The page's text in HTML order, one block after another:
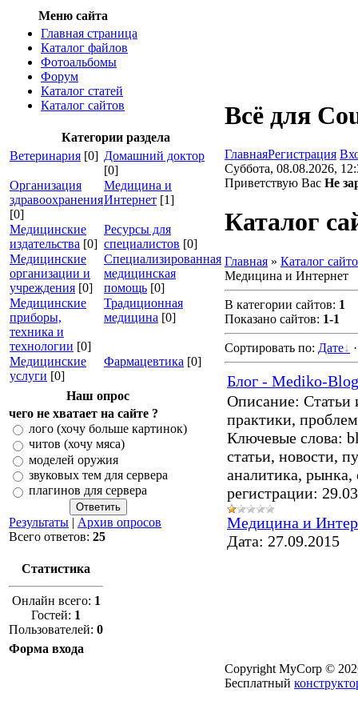
Меню сайта
Главная страница
Каталог файлов
Фотоальбомы
Форум
Каталог статей
Каталог сайтов
Категории раздела
Ветеринария [0] Домашний доктор
[0]
Организация
здравоохранения
[0]
Медицина и
Интернет [1]
Медицинские
издательства [0]
Ресурсы для
специалистов [0]
Медицинские
организации и
учреждения [0]
Специализированная
медицинская
помощь [0]
Медицинские
приборы,
техника и
технологии [0]
Традиционная
медицина [0]
Медицинские
услуги [0]
Фармацевтика [0]
Наш опрос
чего не хватает на сайте ?
лого (хочу больше картинок)
читов (хочу мяса)
моделей оружия
звуковых тем для сервера
плагинов для сервера
Результаты | Архив опросов
Всего ответов: 25
Статистика
Онлайн всего: 1
Гостей: 1
Пользователей: 0
Форма входа
Всё для
ГлавнаяРегистрация
Суббота, 08.08.2026,
Приветствую Вас Не
Каталог
Главная » Каталог
Медицина и Интернет
В категории сайтов: 1
Показано сайтов: 1-1
Сортировать по: Дате
Блог - Mediko-
Описание: Статьи
практики,
Ключевые слова:
статьи, новости,
аналитика, рынка,
регистрации:
Медицина и
Дата: 27.09.2015
Copyright MyCorp ©
Бесплатный